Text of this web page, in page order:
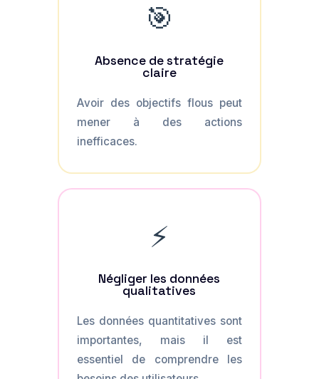
🎯
Absence de stratégie
claire
Avoir des objectifs flous peut
mener à des actions
inefficaces.
⚡
Négliger les données
qualitatives
Les données quantitatives sont
importantes, mais il est
essentiel de comprendre les